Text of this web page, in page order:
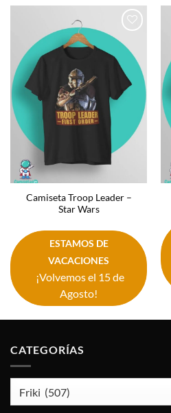
Añadir
a la
lista de
deseos
Camiseta Troop Leader –
Star Wars
ESTAMOS DE
VACACIONES
¡Volvemos el 15 de
Agosto!
CATEGORÍAS